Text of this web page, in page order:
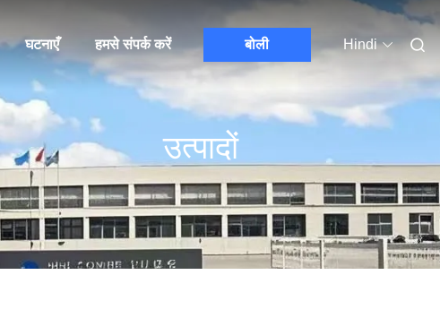
घटनाएँ हमसे संपर्क करें बोली Hindi
उत्पादों